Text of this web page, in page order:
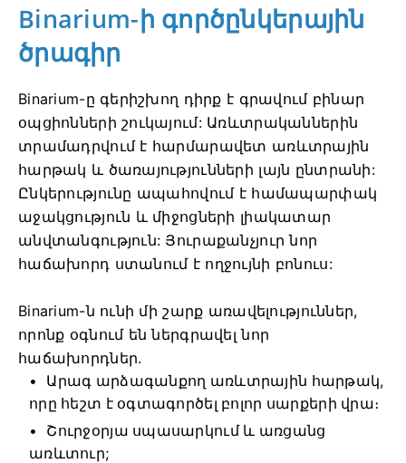
Binarium-ի գործընկերային
ծրագիր
Binarium-ը գերիշխող դիրք է գրավում բինար
օպցիոնների շուկայում: Առևտրականներին
տրամադրվում է հարմարավետ առևտրային
հարթակ և ծառայությունների լայն ընտրանի:
Ընկերությունը ապահովում է համապարփակ
աջակցություն և միջոցների լիակատար
անվտանգություն: Յուրաքանչյուր նոր
հաճախորդ ստանում է ողջույնի բոնուս:
Binarium-ն ունի մի շարք առավելություններ,
որոնք օգնում են ներգրավել նոր
հաճախորդներ.
Արագ արձագանքող առևտրային հարթակ,
որը հեշտ է օգտագործել բոլոր սարքերի վրա։
Շուրջօրյա սպասարկում և առցանց
առևտուր;